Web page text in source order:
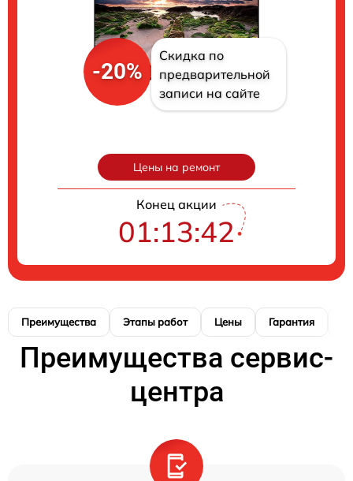
-20%
Скидка по
предварительной
записи на сайте
Цены на ремонт
Конец акции
01:13:41
Преимущества Этапы работ Цены Гарантия
Преимущества сервис-
центра